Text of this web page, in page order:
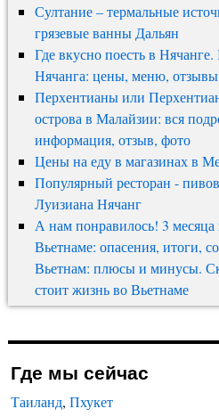
Султание – термальные
грязевые ванны Дальян
Где вкусно поесть в
Нячанга: цены, меню, отзывы
Перхентианы или
острова в Малайзии: вся
информация, отзыв, фото
Цены на еду в магазинах в
Популярный ресторан -
Луизиана Нячанг
А нам понравилось! 3 месяца
Вьетнаме: опасения, итоги,
Вьетнам: плюсы и минусы.
стоит жизнь во Вьетнаме
Где мы сейчас
Таиланд, Пхукет